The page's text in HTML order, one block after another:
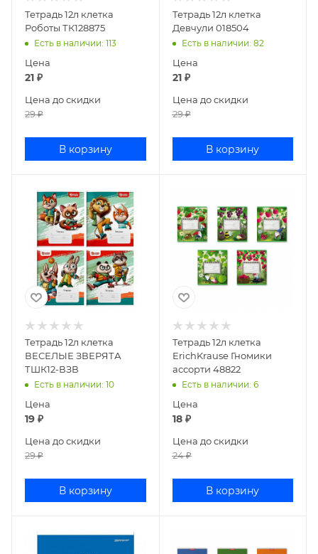
Тетрадь 12л клетка
Роботы ТК128875
Есть в наличии: 113
Цена
21 ₽
Цена до скидки
29₽
В корзину
Тетрадь 12л клетка
Девчули 018504
Есть в наличии: 82
Цена
21₽
Цена до скидки
29₽
В корзину
Тетрадь 12л клетка
ВЕСЕЛЫЕ ЗВЕРЯТА
ТШК12-ВЗВ
Есть в наличии: 10
Цена
19 ₽
Цена до скидки
29₽
В корзину
Тетрадь 12л клетка
ErichKrause Гномики
ассорти 48822
Есть в наличии: 6
Цена
18₽
Цена до скидки
24₽
В корзину